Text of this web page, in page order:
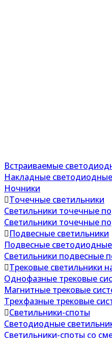
Встраиваемые
Накладные
Ночники
Точечные светильники
Светильники точечные
Светильники точечные
Подвесные светильники
Подвесные
Светильники подвесные
Трековые светильники
Однофазные трековые
Магнитные трековые
Трехфазные трековые
Светильники-споты
Светодиодные
Светильники-споты со